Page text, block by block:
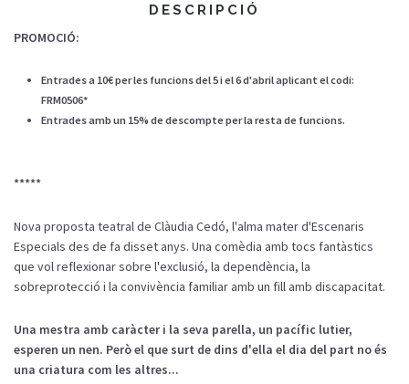
DESCRIPCIÓ
PROMOCIÓ:
Entrades a 10€ per les funcions del 5 i el 6 d'abril aplicant el codi:
FRM0506*
Entrades amb un 15% de descompte per la resta de funcions.
*****
Nova proposta teatral de Clàudia Cedó, l'alma mater d'Escenaris
Especials des de fa disset anys. Una comèdia amb tocs fantàstics
que vol reflexionar sobre l'exclusió, la dependència, la
sobreprotecció i la convivència familiar amb un fill amb discapacitat.
Una mestra amb caràcter i la seva parella, un pacífic lutier,
esperen un nen. Però el que surt de dins d'ella el dia del part no és
una criatura com les altres...